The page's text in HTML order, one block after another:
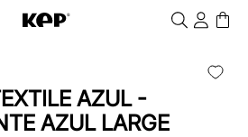
AZUL -
AZUL LARGE